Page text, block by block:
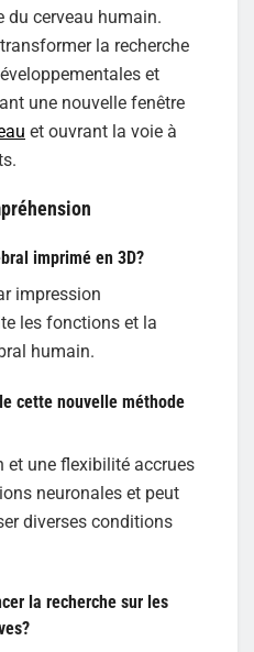
du cerveau humain.
la recherche
et
une nouvelle fenêtre
et ouvrant la voie à
imprimé en 3D?
impression
les fonctions et la
humain.
cette nouvelle méthode
et une flexibilité accrues
neuronales et peut
diverses conditions
la recherche sur les